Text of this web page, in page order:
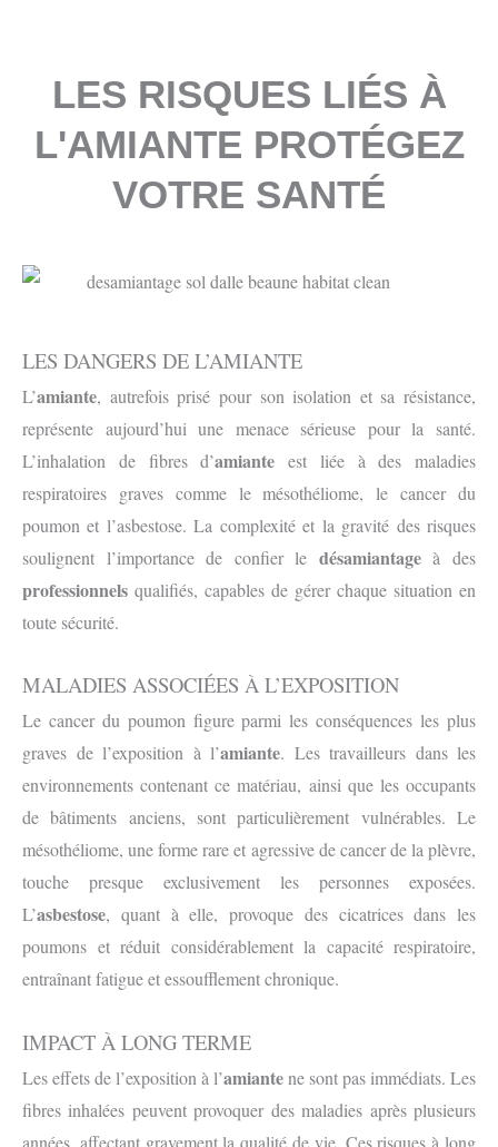
LES RISQUES LIÉS À
L'AMIANTE PROTÉGEZ
VOTRE SANTÉ
LES DANGERS DE L’AMIANTE
L’amiante, autrefois prisé pour son isolation et sa résistance,
représente aujourd’hui une menace sérieuse pour la santé.
L’inhalation de fibres d’amiante est liée à des maladies
respiratoires graves comme le mésothéliome, le cancer du
poumon et l’asbestose. La complexité et la gravité des risques
soulignent l’importance de confier le désamiantageà des
professionnels qualifiés, capables de gérer chaque situation en
toute sécurité.
MALADIES ASSOCIÉES À L’EXPOSITION
Le cancer du poumon figure parmi les conséquences les plus
graves de l’exposition à l’amiante. Les travailleurs dans les
environnements contenant ce matériau, ainsi que les occupants
de bâtiments anciens, sont particulièrement vulnérables. Le
mésothéliome, une forme rare et agressive de cancer de la plèvre,
touche presque exclusivement les personnes exposées.
L’asbestose, quant à elle, provoque des cicatrices dans les
poumons et réduit considérablement la capacité respiratoire,
entraînant fatigue et essoufflement chronique.
IMPACT À LONG TERME
Les effets de l’exposition à l’amiantene sont pas immédiats. Les
fibres inhalées peuvent provoquer des maladies après plusieurs
années, affectant gravement la qualité de vie. Ces risques à long